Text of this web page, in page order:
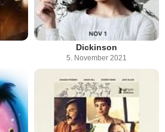
Dickinson
5. November 2021